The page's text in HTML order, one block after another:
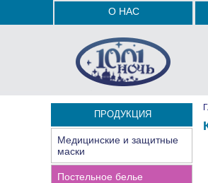
О НАС
ПРОДУКЦИЯ
Медицинские и защитные
маски
Постельное белье